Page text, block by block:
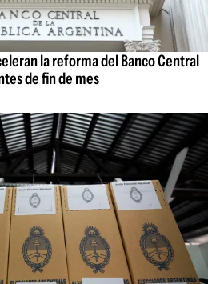
la reforma del Banco Central
de fin de mes